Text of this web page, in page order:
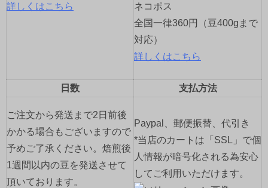
詳しくはこちら
ネコポス
全国一律360円（豆400gまで
対応）
詳しくはこちら
日数 支払方法
ご注文から発送まで2日前後
かかる場合もございますので
予めご了承ください。焙煎後
1週間以内の豆を発送させて
頂いております。
Paypal、郵便振替、代引き
*当店のカートは「SSL」で個
人情報が暗号化される為安心
してご利用いただけます。